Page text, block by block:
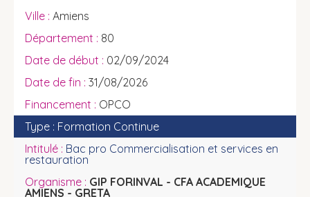
Amiens
80
02/09/2024
31/08/2026
OPCO
Formation Continue
Bac pro Commercialisation et services en
restauration
GIP FORINVAL - CFA ACADEMIQUE
AMIENS - GRETA